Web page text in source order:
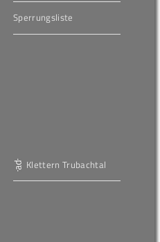
Sperrungsliste
Klettern Trubachtal